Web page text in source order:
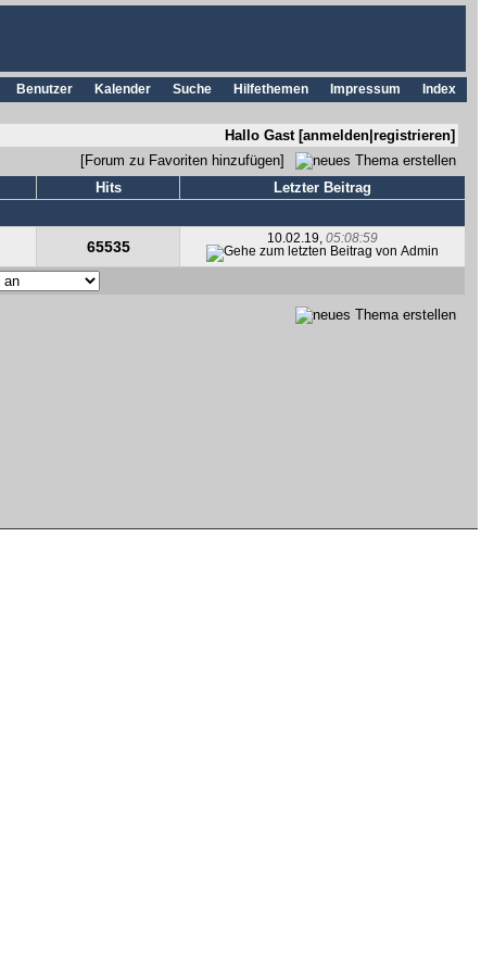
Index
Impressum
Hilfethemen
Suche
Kalender
Benutzer
Hallo Gast [anmelden |registrieren]
[Forum zu Favoriten hinzufügen]
Hits Letzter Beitrag
65535 10.02.19,05:08:59
vonAdmin